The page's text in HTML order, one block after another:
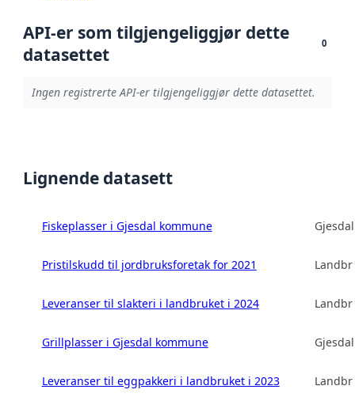
API-er som tilgjengeliggjør dette
datasettet
0
Ingen registrerte API-er tilgjengeliggjør dette datasettet.
Lignende datasett
Fiskeplasser i Gjesdal kommune
Pristilskudd til jordbruksforetak for 2021
Leveranser til slakteri i landbruket i 2024
Grillplasser i Gjesdal kommune
Leveranser til eggpakkeri i landbruket i 2023